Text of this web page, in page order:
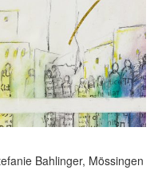
Bahlinger, Mössingen